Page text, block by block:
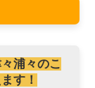
浦々のこ
す！